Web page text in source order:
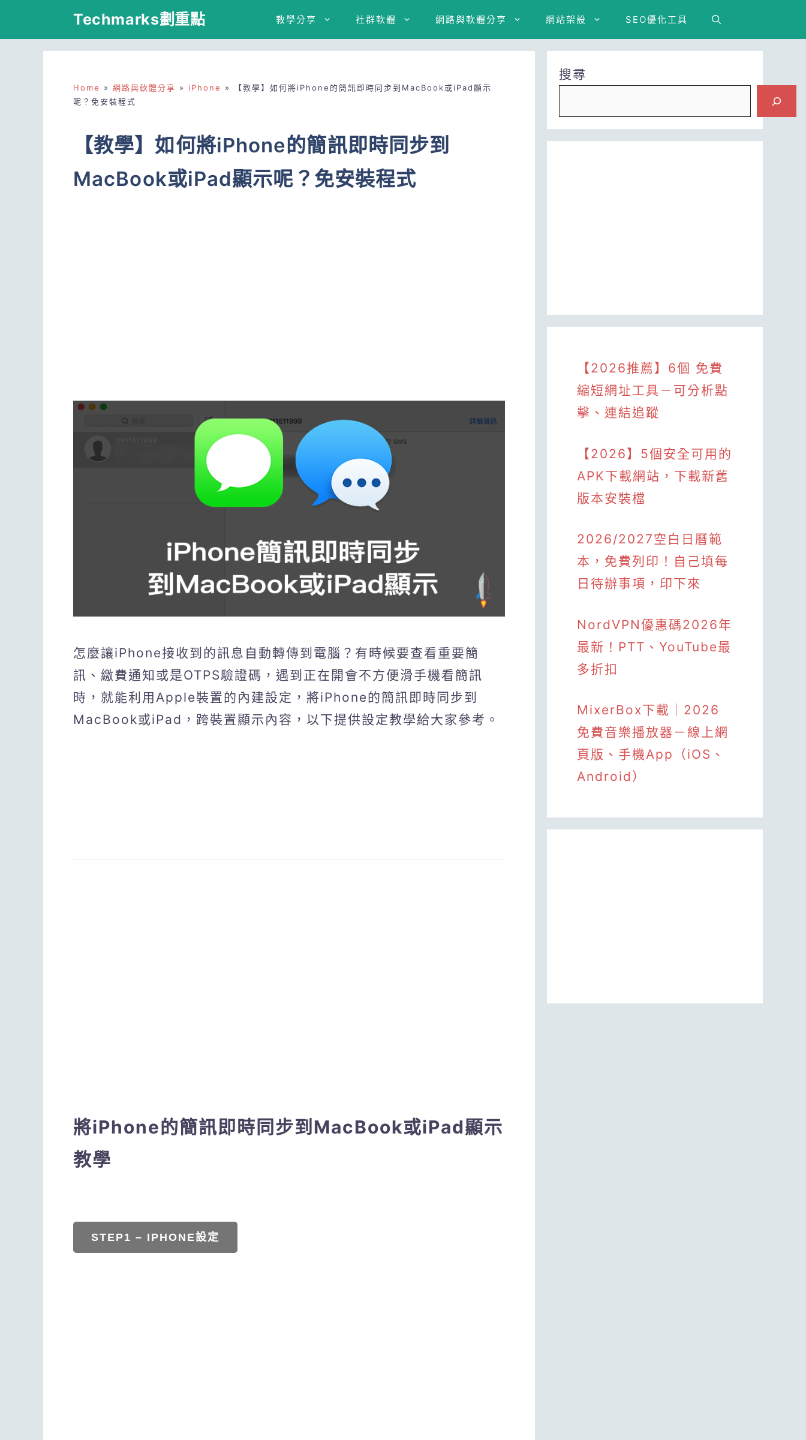
Techmarks劃重點 教學分享 社群軟體 網路與軟體分享 網站架設 SEO優化工具
Home » 網路與軟體分享 » iPhone »
【教學】如何將iPhone的簡訊即時同步到MacBook或iPad顯示
呢？免安裝程式
【教學】如何將iPhone的簡訊即時同步到
MacBook或iPad顯示呢？免安裝程式
怎麼讓iPhone接收到的訊息自動轉傳到電腦？有時候要查看重要簡
訊、繳費通知或是OTPS驗證碼，遇到正在開會不方便滑手機看簡訊
時，就能利用Apple裝置的內建設定，將iPhone的簡訊即時同步到
MacBook或iPad，跨裝置顯示內容，以下提供設定教學給大家參考。
將iPhone的簡訊即時同步到MacBook或iPad顯示
教學
STEP1 – IPHONE設定
搜尋
【2026推薦】6個 免費
縮短網址工具－可分析點
擊、連結追蹤
【2026】5個安全可用的
APK下載網站，下載新舊
版本安裝檔
2026/2027空白日曆範
本，免費列印！自己填每
日待辦事項，印下來
NordVPN優惠碼2026年
最新！PTT、YouTube最
多折扣
MixerBox下載｜2026
免費音樂播放器－線上網
頁版、手機App（iOS、
Android）